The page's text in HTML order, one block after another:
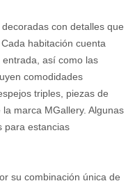
con detalles que
habitación cuenta
así como las
comodidades
triples, piezas de
marca MGallery. Algunas
para estancias
su combinación única de